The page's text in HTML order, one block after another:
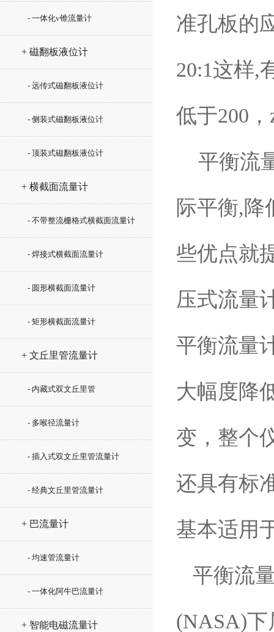
- 一体化v锥流量计
+ 磁翻板液位计
- 远传式磁翻板液位计
- 侧装式磁翻板液位计
- 顶装式磁翻板液位计
+ 横截面流量计
- 不带整流栅格式横截面流量计
- 焊接式横截面流量计
- 圆形横截面流量计
- 矩形横截面流量计
+ 文丘里管流量计
- 内藏式双文丘里管
- 多喉径流量计
- 插入式双文丘里管流量计
- 经典文丘里管流量计
+ 巴流量计
- 均速管流量计
- 一体化阿牛巴流量计
+ 智能电磁流量计
准孔板的
20:1这样,
低于200
平衡流
际平衡,降
些优点就
压式流量
平衡流量
大幅度降
变，整个
还具有标
基本适用
平衡流
(NASA)下